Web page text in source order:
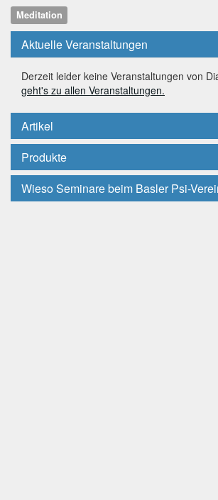
Meditation
Aktuelle Veranstaltungen
Derzeit leider keine Veranstaltungen von
geht's zu allen Veranstaltungen.
Artikel
Produkte
Wieso Seminare beim Basler Psi-